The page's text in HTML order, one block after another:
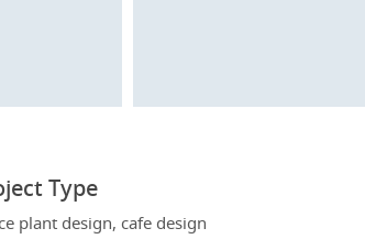
Type
plant design, cafe design